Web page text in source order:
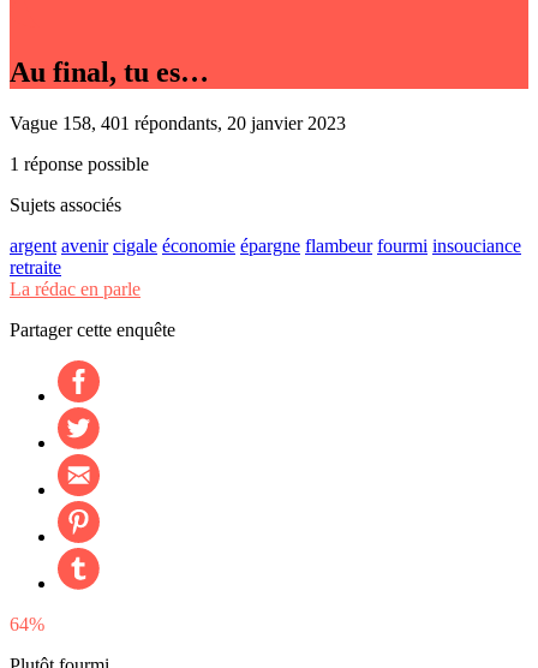
Au final, tu es…
Vague 158, 401 répondants, 20 janvier 2023
1 réponse possible
Sujets associés
argent avenir cigale économie épargne flambeur fourmi insouciance
retraite
La rédac en parle
Partager cette enquête
64%